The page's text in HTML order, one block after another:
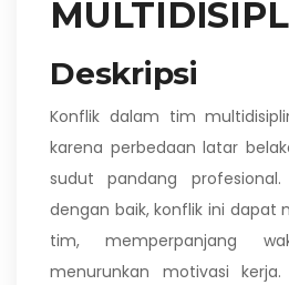
Deskripsi
Konflik dalam tim
karena perbedaan latar
sudut pandang
dengan baik, konflik ini dapat
tim, memperpanjang
menurunkan motivasi